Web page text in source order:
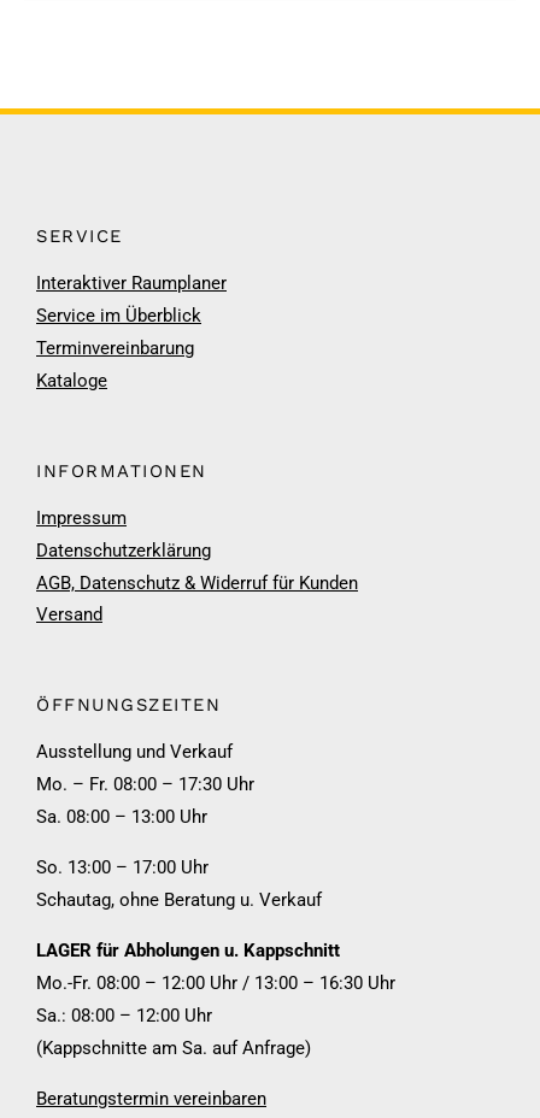
SERVICE
Interaktiver Raumplaner
Service im Überblick
Terminvereinbarung
Kataloge
INFORMATIONEN
Impressum
Datenschutzerklärung
AGB, Datenschutz & Widerruf für Kunden
Versand
ÖFFNUNGSZEITEN
Ausstellung und Verkauf
Mo. – Fr. 08:00 – 17:30 Uhr
Sa. 08:00 – 13:00 Uhr
So. 13:00 – 17:00 Uhr
Schautag, ohne Beratung u. Verkauf
LAGER für Abholungen u. Kappschnitt
Mo.-Fr. 08:00 – 12:00 Uhr / 13:00 – 16:30 Uhr
Sa.: 08:00 – 12:00 Uhr
(Kappschnitte am Sa. auf Anfrage)
Beratungstermin vereinbaren